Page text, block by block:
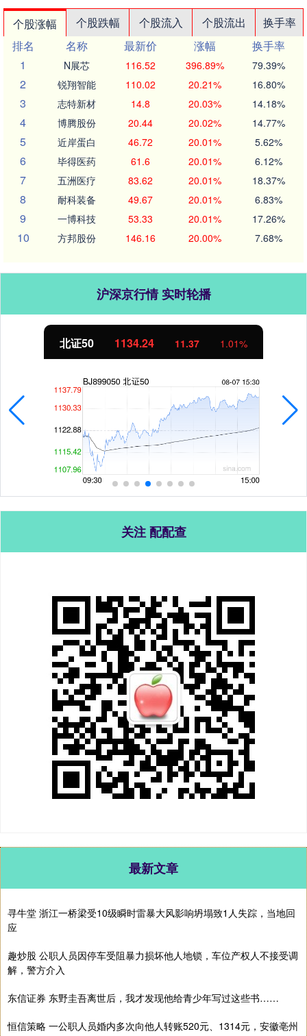
个股涨幅 个股跌幅 个股流入 个股流出
换手率
排名
名称 最新价 涨幅
换手率
1
N展芯 116.52 396.89% 79.39%
2 锐翔智能 110.02 20.21% 16.80%
3 志特新材 14.8 20.03% 14.18%
4 博腾股份 20.44 20.02% 14.77%
5 近岸蛋白 46.72 20.01% 5.62%
6 毕得医药 61.6 20.01% 6.12%
7 五洲医疗 83.62 20.01% 18.37%
8 耐科装备 49.67 20.01% 6.83%
9 一博科技 53.33 20.01% 17.26%
10 方邦股份 146.16 20.00% 7.68%
沪深京行情 实时轮播
北证50 1134.24 11.37 1.01%
关注 配配查
最新文章
寻牛堂 浙江一桥梁受10级瞬时雷暴大风影响坍塌致1人失踪，当地回
应
趣炒股 公职人员因停车受阻暴力损坏他人地锁，车位产权人不接受调
解，警方介入
东信证券 东野圭吾离世后，我才发现他给青少年写过这些书……
恒信策略 一公职人员婚内多次向他人转账520元、1314元，安徽亳州